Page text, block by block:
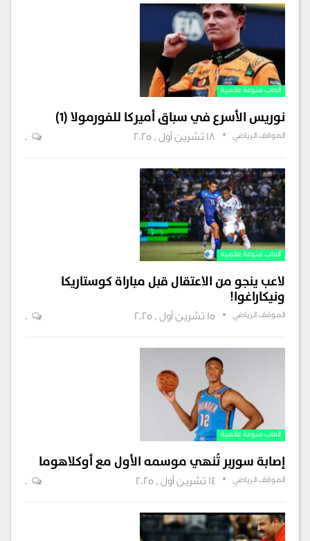
ألعاب منوعة عالمية
نوريس الأسرع في سباق أميركا للفورمولا (1)
الموقف الرياضي 18 تشرين أول , 2025 0
ألعاب منوعة عالمية
لاعب ينجو من الاعتقال قبل مباراة كوستاريكا
ونيكاراغوا!
الموقف الرياضي 15 تشرين أول , 2025 0
ألعاب منوعة عالمية
إصابة سوربر تُنهي موسمه الأول مع أوكلاهوما
الموقف الرياضي 14 تشرين أول , 2025 0